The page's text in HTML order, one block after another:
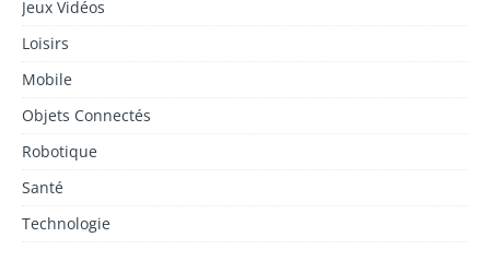
Jeux Vidéos
Loisirs
Mobile
Objets Connectés
Robotique
Santé
Technologie